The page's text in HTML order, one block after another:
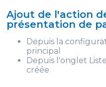
Ajout de l'action
présentation de
Depuis la
principal
Depuis l'onglet
créée